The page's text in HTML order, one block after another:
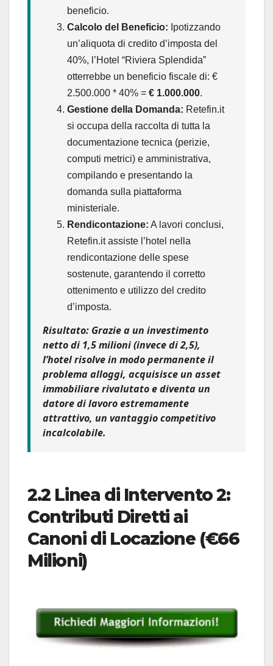
beneficio.
Calcolo del Beneficio: Ipotizzando
un’aliquota di credito d’imposta del
40%, l’Hotel “Riviera Splendida”
otterrebbe un beneficio fiscale di: €
2.500.000 * 40% = € 1.000.000.
Gestione della Domanda: Retefin.it
si occupa della raccolta di tutta la
documentazione tecnica (perizie,
computi metrici) e amministrativa,
compilando e presentando la
domanda sulla piattaforma
ministeriale.
Rendicontazione: A lavori conclusi,
Retefin.it assiste l’hotel nella
rendicontazione delle spese
sostenute, garantendo il corretto
ottenimento e utilizzo del credito
d’imposta.
Risultato: Grazie a un investimento
netto di 1,5 milioni (invece di 2,5),
l’hotel risolve in modo permanente il
problema alloggi, acquisisce un asset
immobiliare rivalutato e diventa un
datore di lavoro estremamente
attrattivo, un vantaggio competitivo
incalcolabile.
2.2 Linea di Intervento 2:
Contributi Diretti ai
Canoni di Locazione (€66
Milioni)